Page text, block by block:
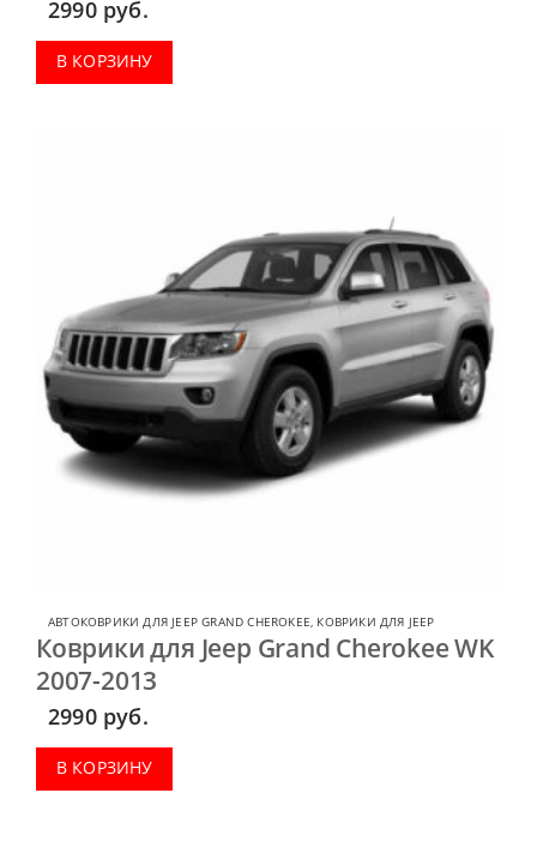
2990 руб.
В КОРЗИНУ
АВТОКОВРИКИ ДЛЯ JEEP GRAND CHEROKEE, КОВРИКИ ДЛЯ JEEP
Коврики для Jeep Grand Cherokee WK
2007-2013
2990 руб.
В КОРЗИНУ